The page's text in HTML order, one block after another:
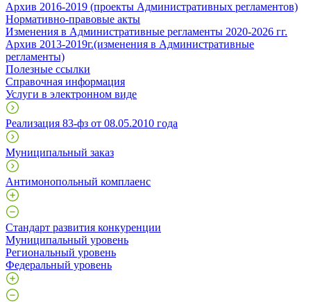
Архив 2016-2019 (проекты Административных регламентов)
Нормативно-правовые акты
Изменения в Административные регламенты 2020-2026 гг.
Архив 2013-2019г.(изменения в Административные
регламенты)
Полезные ссылки
Справочная информация
Услуги в электронном виде
Реализация 83-фз от 08.05.2010 года
Муниципальный заказ
Антимонопольный комплаенс
Стандарт развития конкуренции
Муниципальный уровень
Региональный уровень
Федеральный уровень